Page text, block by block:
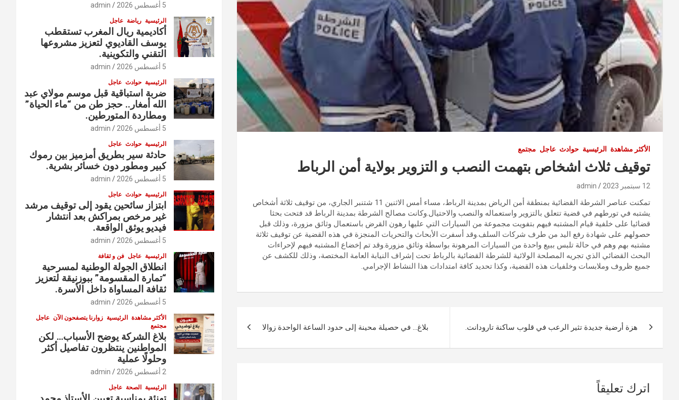
الأكثر مشاهدة الرئيسية حوادث عاجل مجتمع
توقيف ثلاث اشخاص بتهمت النصب و التزوير بولاية أمن الرباط
12 سبتمبر 2023 admin
تمكنت عناصر الشرطة القضائية بمنطقة أمن الرياض بمدينة الرباط، مساء أمس الاثنين 11 شتنبر الجاري، من توقيف ثلاثة أشخاص
يشتبه في تورطهم في قضية تتعلق بالتزوير واستعماله والنصب والاحتيال.وكانت مصالح الشرطة بمدينة الرباط قد فتحت بحثا
قضائيا على خلفية قيام المشتبه فيهم بتفويت مجموعة من السيارات التي عليها رهون القرض باستعمال وثائق مزورة، وذلك قبل
حصولهم على شهادة رفع اليد من طرف شركات السلف.وقد أسفرت الأبحاث والتحريات المنجزة في هذه القضية عن توقيف ثلاثة
مشتبه بهم وهم في حالة تلبس ببيع واحدة من السيارات المرهونة بواسطة وثائق مزورة.وقد تم إخضاع المشتبه فيهم لإحراءات
البحث القضائي الذي تجريه المصلحة الولائية للشرطة القضائية بالرباط تحت إشراف النيابة العامة المختصة، وذلك للكشف عن
جميع ظروف وملابسات وخلفيات هذه القضية، وكذا تحديد كافة امتدادات هذا النشاط الإجرامي.
المقالات
هزة أرضية جديدة تثير الرعب في قلوب ساكنة تارودانت. بلاغ… في حصيلة محينة إلى حدود الساعة الواحدة زوالا
اترك تعليقاً
5 أغسطس 2026 admin
الرئيسية رياضة عاجل
أكاديمية ريال المغرب تستقطب
يوسف القاديوي لتعزيز مشروعها
التقني والتكوينية.
5 أغسطس 2026 admin
الرئيسية حوادث عاجل
ضربة استباقية قبل موسم مولاي عبد
الله أمغار.. حجز طن من “ماء الحياة”
ومطاردة المتورطين.
5 أغسطس 2026 admin
الرئيسية حوادث عاجل
حادثة سير بطريق أمزميز بين رموك
كبير ومطور دون خسائر بشرية.
5 أغسطس 2026 admin
الرئيسية حوادث عاجل
ابتزاز سائحين يقود إلى توقيف مرشد
غير مرخص بمراكش بعد انتشار
فيديو يوثق الواقعة.
5 أغسطس 2026 admin
الرئيسية عاجل فن و ثقافة
انطلاق الجولة الوطنية لمسرحية
“تمارة المقسومة” ببوزنيقة لتعزيز
ثقافة المساواة داخل الأسرة.
5 أغسطس 2026 admin
الأكثر مشاهدة الرئيسية زوارنا يتصفحون الآن عاجل
مجتمع
بلاغ الشركة يوضح الأسباب… لكن
المواطنين ينتظرون تفاصيل أكثر
وحلولًا عملية
2 أغسطس 2026 admin
الرئيسية الصحة عاجل